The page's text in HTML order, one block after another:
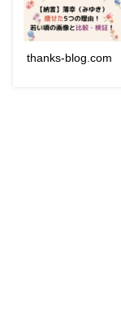
thanks-blog.com